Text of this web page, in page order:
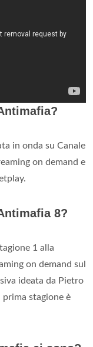
in onda su Canale
on demand e
8?
1 alla
on demand sul
ideata da Pietro
prima stagione è